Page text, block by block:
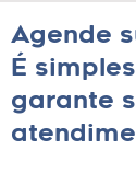
Agende
É
garante